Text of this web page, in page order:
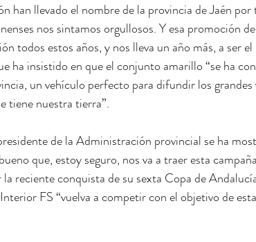
han llevado el nombre de la provincia de Jaén
nos sintamos orgullosos. Y esa promoción
todos estos años, y nos lleva un año más, a ser
ha insistido en que el conjunto amarillo “se ha
un vehículo perfecto para difundir los grandes
tiene nuestra tierra”.
de la Administración provincial se ha
que, estoy seguro, nos va a traer esta
reciente conquista de su sexta Copa de
FS “vuelva a competir con el objetivo de